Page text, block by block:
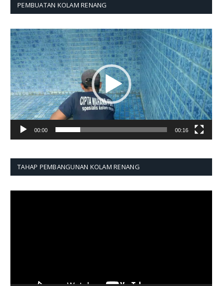
PEMBUATAN KOLAM RENANG
Pemutar
Video
00:00 00:16
TAHAP PEMBANGUNAN KOLAM RENANG